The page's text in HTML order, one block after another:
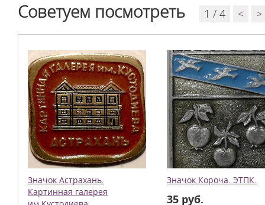
Советуем посмотреть 1 / 4 < >
Значок Астрахань.
Картинная галерея
Значок Короча. ЭТПК.
35 руб.